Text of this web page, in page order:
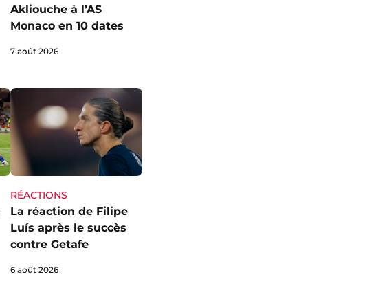
Akliouche à l’AS
Monaco en 10 dates
7 août 2026
RÉACTIONS
La réaction de Filipe
Luís après le succès
contre Getafe
6 août 2026